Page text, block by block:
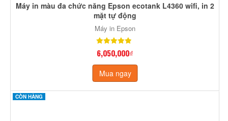
Máy in màu đa chức năng Epson ecotank L4360 wifi, in 2
mặt tự động
Máy in Epson
6,050,000₫
Mua ngay
CÒN HÀNG